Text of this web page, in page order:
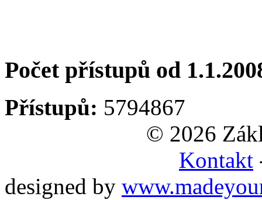
Počet přístupů od
Přístupů: 5794867
© 2026
Kontakt
designed by